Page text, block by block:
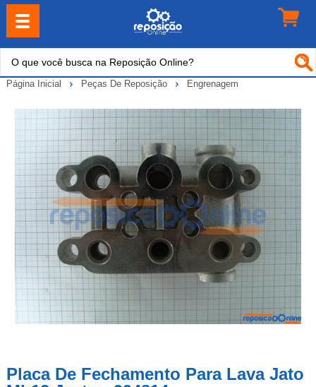
Página Inicial Peças De Reposição Engrenagem
Placa De Fechamento Para Lava Jato